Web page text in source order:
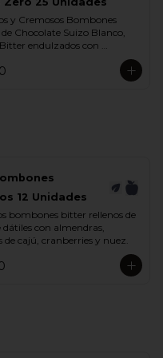
y Cremosos Bombones
Chocolate Suizo Blanco,
endulzados con
12 Unidades
bombones bitter rellenos de
dátiles con almendras,
de cajú, cranberries y nuez.